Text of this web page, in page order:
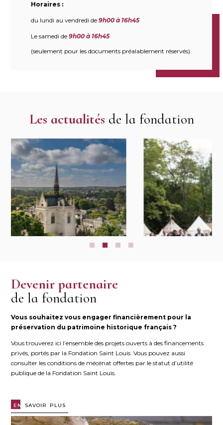
Horaires :
du lundi au vendredi de9h00 à 16h45
Le samedi de9h00 à 16h45
(seulement pour les documents préalablement réservés).
Les actualités de la fondation
Devenir partenaire
de la fondation
Vous souhaitez vous engager financièrement pour la
préservation du patrimoine historique français ?
Vous trouverez ici l’ensemble des projets ouverts à des financements
privés, portés par la Fondation Saint Louis. Vous pouvez aussi
consulter les conditions de mécénat offertes par le statut d’utilité
publique de la Fondation Saint Louis.
EN SAVOIR PLUS